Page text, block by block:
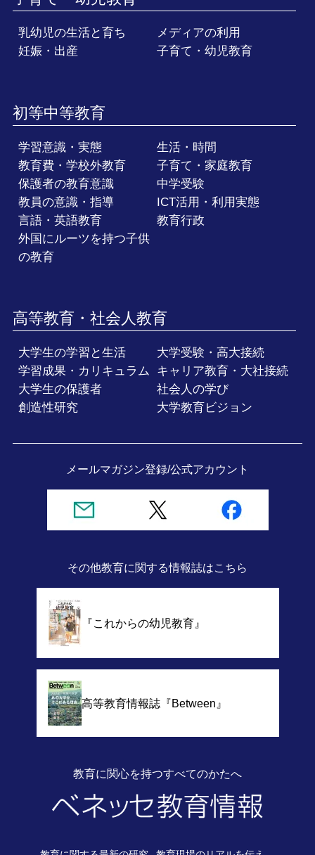
乳幼児の生活と育ち
メディアの利用
妊娠・出産
子育て・幼児教育
初等中等教育
学習意識・実態
生活・時間
教育費・学校外教育
子育て・家庭教育
保護者の教育意識
中学受験
教員の意識・指導
ICT活用・利用実態
言語・英語教育
教育行政
外国にルーツを持つ子供
の教育
高等教育・社会人教育
大学生の学習と生活
大学受験・高大接続
学習成果・カリキュラム
キャリア教育・大社接続
大学生の保護者
社会人の学び
創造性研究
大学教育ビジョン
メールマガジン登録/公式アカウント
その他教育に関する情報誌はこちら
『これからの幼児教育』
高等教育情報誌『Between』
教育に関心を持つすべてのかたへ